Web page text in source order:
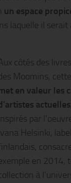
un espace
laquelle il serait
côtés des
Moomins,
en valeur les
actuelles
inspirés par
Ivana Helsinki,
en 2014,
à